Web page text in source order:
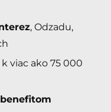
, Odzadu,
k viac ako 75 000